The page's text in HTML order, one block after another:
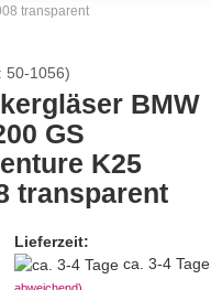
vergessen?
transparent
50-1056)
BMW
GS
K25
transparent
Lieferzeit:
ca. 3-4 Tage